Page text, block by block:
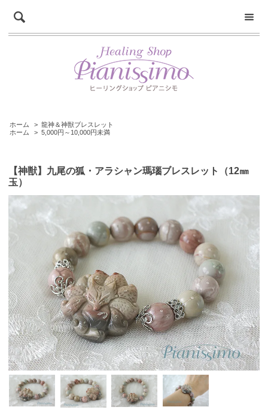
ホーム > 龍神＆神獣ブレスレット
ホーム
> 5,000円～10,000円未満
【神獣】九尾の狐・アラシャン瑪瑙ブレスレット（12㎜
玉）